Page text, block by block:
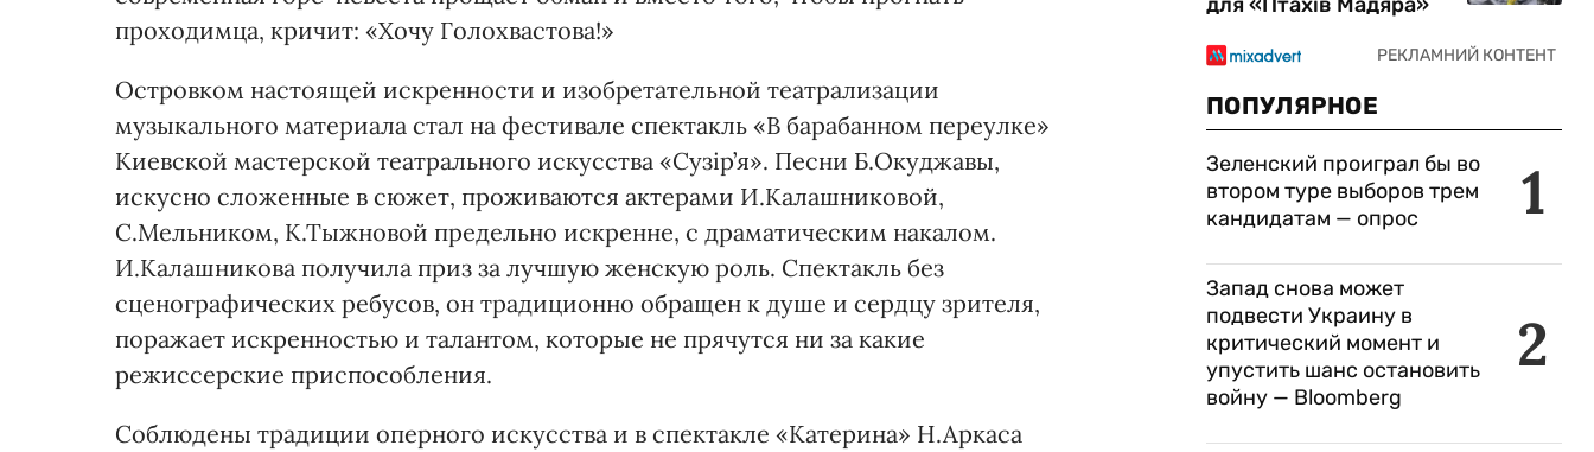
проходимца, кричит: «Хочу Голохвастова!»
Островком настоящей искренности и изобретательной театрализации
музыкального материала стал на фестивале спектакль «В барабанном переулке»
Киевской мастерской театрального искусства «Сузір’я». Песни Б.Окуджавы,
искусно сложенные в сюжет, проживаются актерами И.Калашниковой,
С.Мельником, К.Тыжновой предельно искренне, с драматическим накалом.
И.Калашникова получила приз за лучшую женскую роль. Спектакль без
сценографических ребусов, он традиционно обращен к душе и сердцу зрителя,
поражает искренностью и талантом, которые не прячутся ни за какие
режиссерские приспособления.
Соблюдены традиции оперного искусства и в спектакле «Катерина» Н.Аркаса
ПОПУЛЯРНОЕ
1
Зеленский проиграл бы во
втором туре выборов трем
кандидатам — опрос
2
Запад снова может
подвести Украину в
критический момент и
упустить шанс остановить
войну — Bloomberg